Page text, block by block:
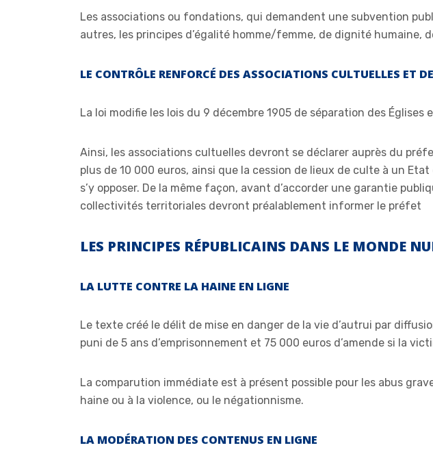
Les associations ou fondations, qui demandent une subvention
autres, les principes d’égalité homme/femme, de dignité humaine,
LE CONTRÔLE RENFORCÉ DES ASSOCIATIONS CULTUELLES ET
La loi modifie les lois du 9 décembre 1905 de séparation des
Ainsi, les associations cultuelles devront se déclarer auprès du
plus de 10 000 euros, ainsi que la cession de lieux de culte à un
s’y opposer. De la même façon, avant d’accorder une garantie
collectivités territoriales devront préalablement informer le préfet
LES PRINCIPES RÉPUBLICAINS DANS LE MONDE
LA LUTTE CONTRE LA HAINE EN LIGNE
Le texte créé le délit de mise en danger de la vie d’autrui par
puni de 5 ans d’emprisonnement et 75 000 euros d’amende si la
La comparution immédiate est à présent possible pour les abus
haine ou à la violence, ou le négationnisme.
LA MODÉRATION DES CONTENUS EN LIGNE